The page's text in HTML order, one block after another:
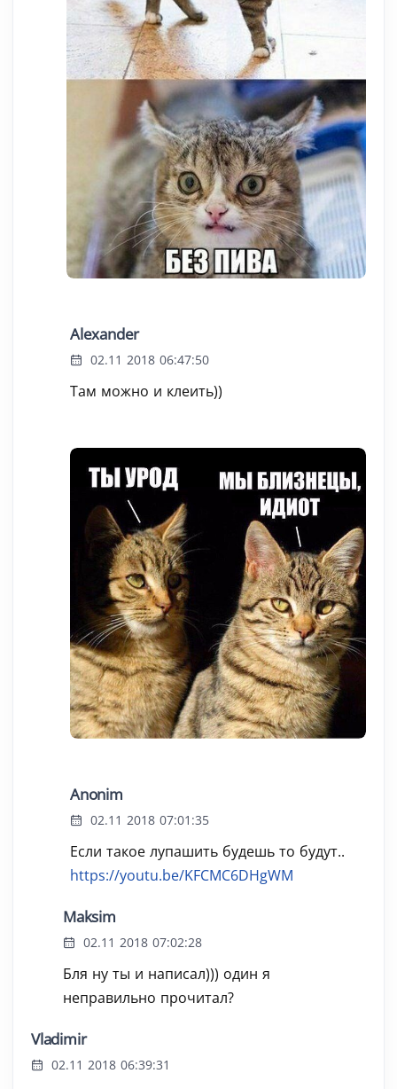
Alexander
02.11 2018 06:47:50
Там можно и клеить))
Anonim
02.11 2018 07:01:35
Если такое лупашить будешь то будут..
https://youtu.be/KFCMC6DHgWM
Maksim
02.11 2018 07:02:28
Бля ну ты и написал))) один я
неправильно прочитал?
Vladimir
02.11 2018 06:39:31